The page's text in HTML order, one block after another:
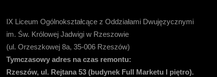
IX Liceum Ogólnokształcące z Oddziałami Dwujęzycznymi
im. Św. Królowej Jadwigi w Rzeszowie
(ul. Orzeszkowej 8a, 35-006 Rzeszów)
Tymczasowy adres na czas remontu:
Rzeszów, ul. Rejtana 53 (budynek Full Marketu I piętro).